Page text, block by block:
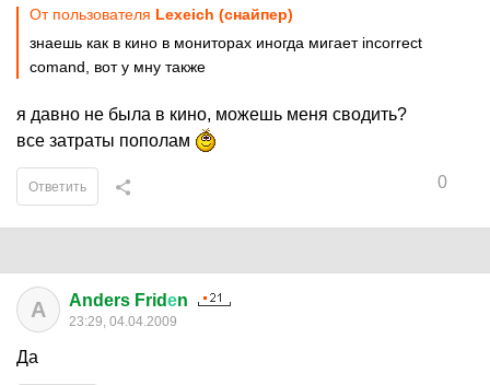
От пользователя Lexeich (снайпер)
знаешь как в кино в мониторах иногда мигает incorrect
comand, вот у мну также
я давно не была в кино, можешь меня сводить?
все затраты пополам
0
Ответить
A Anders Fridеn
23:29, 04.04.2009
Да